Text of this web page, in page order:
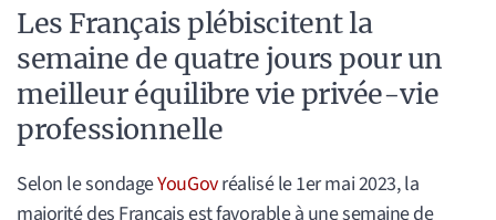
Les Français plébiscitent la
semaine de quatre jours pour un
meilleur équilibre vie privée-vie
professionnelle
Selon le sondageYouGovréalisé le 1er mai 2023, la
majorité des Français est favorable à une semaine de